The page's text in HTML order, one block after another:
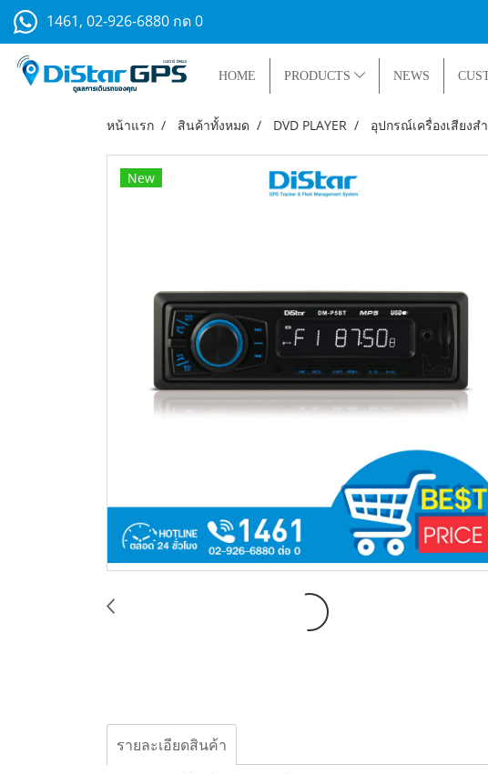
1461, 02-926-6880 กด 0
HOME PRODUCTS NEWS
หน้าแรก สินค้าทั้งหมด DVD PLAYER อุปกรณ์เครื่องเสียงส
New
รายละเอียดสินค้า